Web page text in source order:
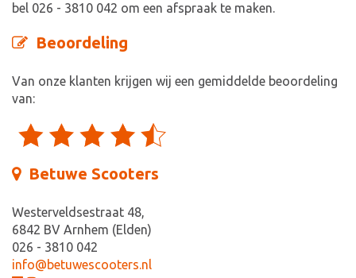
bel 026 - 3810 042 om een afspraak te maken.
Beoordeling
Van onze klanten krijgen wij een gemiddelde beoordeling
van:
Betuwe Scooters
Westerveldsestraat 48,
6842 BV Arnhem (Elden)
026 - 3810 042
info@betuwescooters.nl